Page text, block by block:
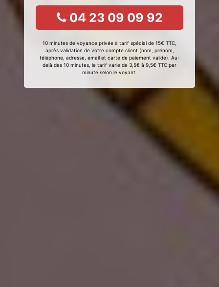
04 23 09 09 92
10 minutes de voyance privée à tarif spécial de 15€ TTC,
après validation de votre compte client (nom, prénom,
téléphone, adresse, email et carte de paiement valide). Au-
delà des 10 minutes, le tarif varie de 3,5€ à 9,5€ TTC par
minute selon le voyant.